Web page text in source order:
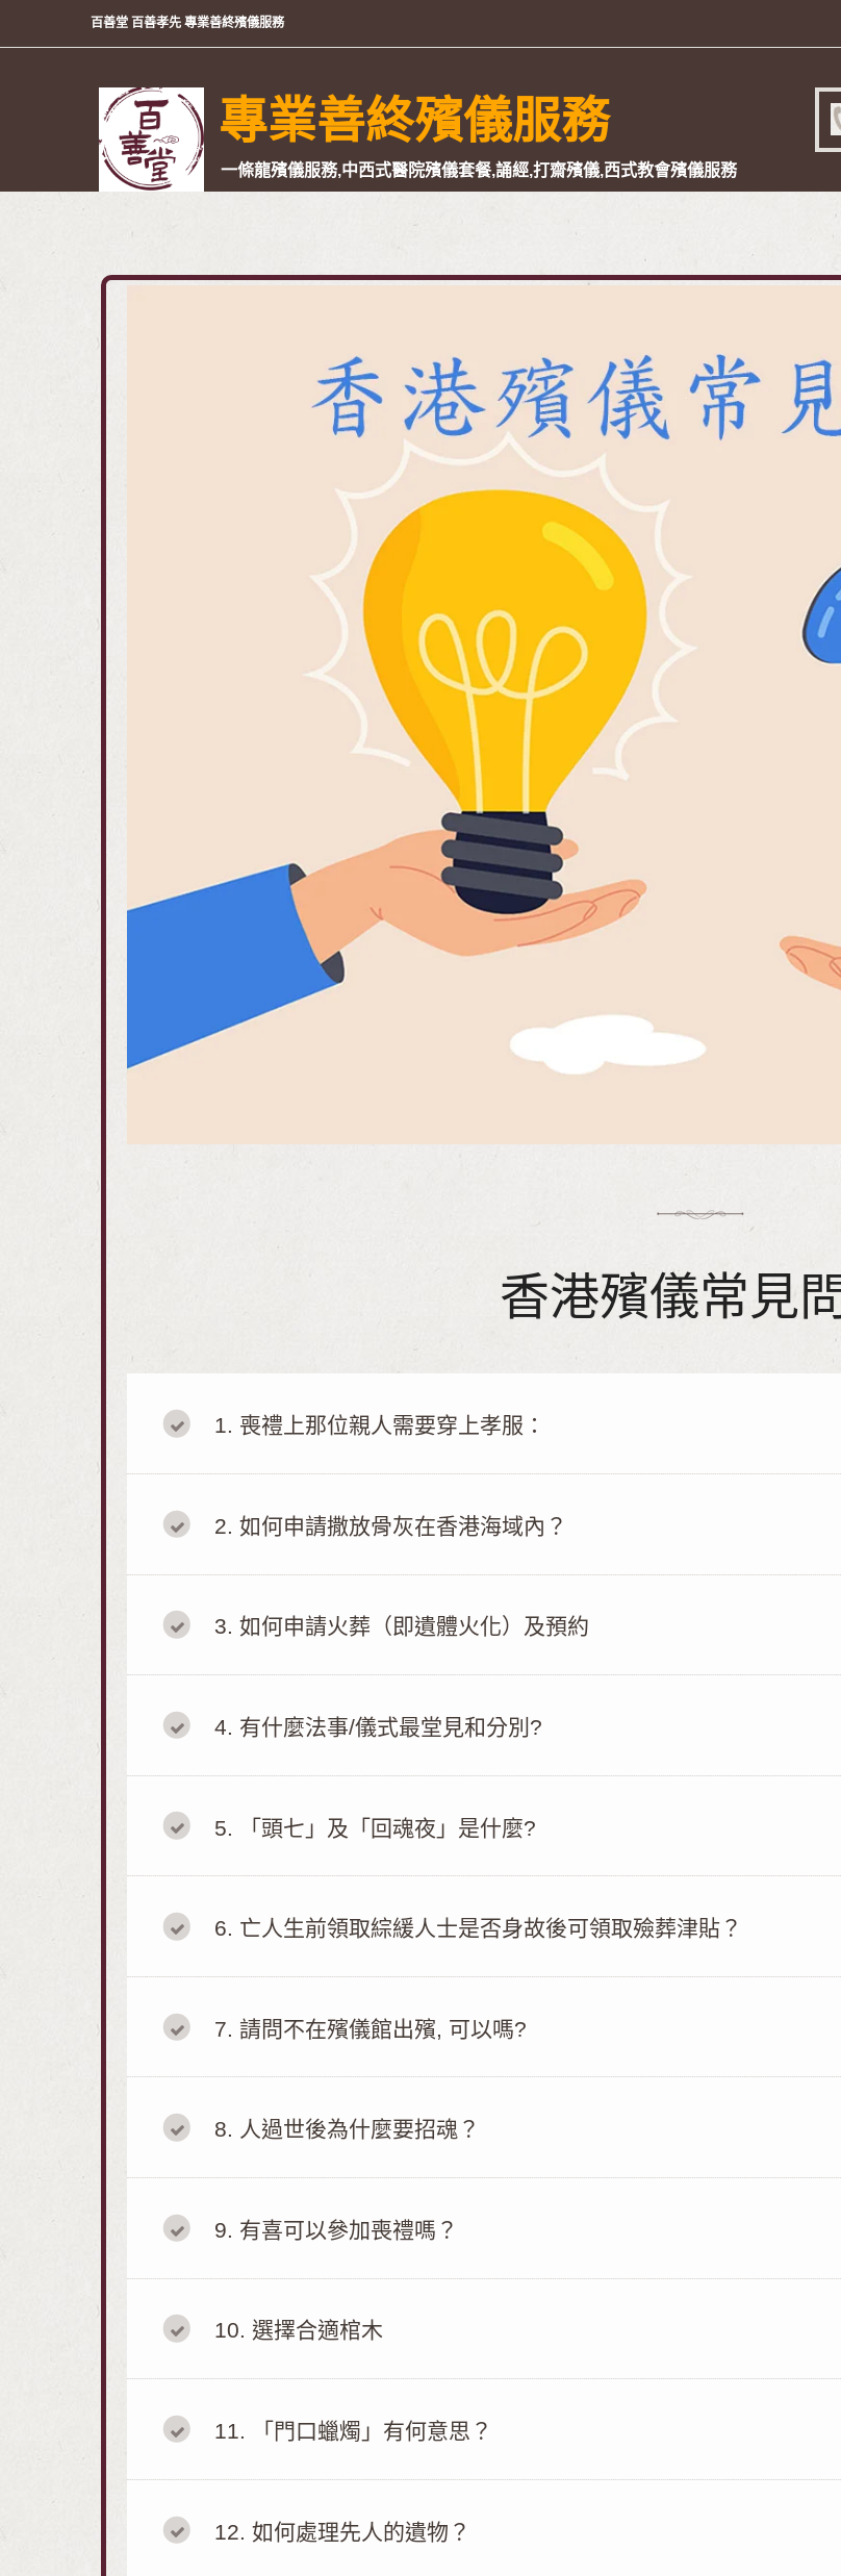
百善堂 百善孝先 專業善終殯儀服務
專業善終殯儀服務
一條龍殯儀服務,中西式醫院殯儀套餐,誦經,打齋殯儀,西式教會殯儀服務
香港殯儀常見
1 喪禮上那位親人需要穿上孝服：
2 如何申請撒放骨灰在香港海域內？
3 如何申請火葬（即遺體火化）及預約
4 有什麼法事/儀式最堂見和分別?
5 「頭七」及「回魂夜」是什麼?
6 亡人生前領取綜緩人士是否身故後可領取殮葬津貼？
7 請問不在殯儀館出殯, 可以嗎?
8 人過世後為什麼要招魂？
9 有喜可以參加喪禮嗎？
10 選擇合適棺木
11 「門口蠟燭」有何意思？
12 如何處理先人的遺物？